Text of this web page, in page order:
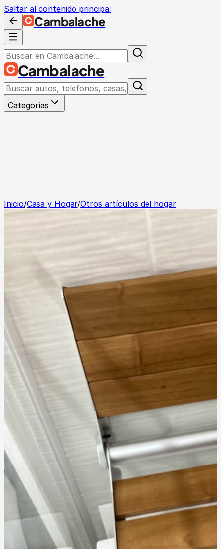
Saltar al contenido principal
Cambalache
Cambalache
Categorías
Inicio/Casa y Hogar/Otros artículos del hogar